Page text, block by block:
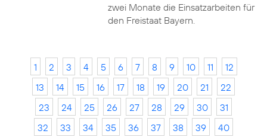
zwei Monate die Einsatzarbeiten für
den Freistaat Bayern.
1 2 3 4 5 6 7 8 9 10 11
12
13
14 15 16 17 18 19 20 21
22
23
24 25 26 27 28 29 30
31
32
33 34 35 36 37 38 39
40